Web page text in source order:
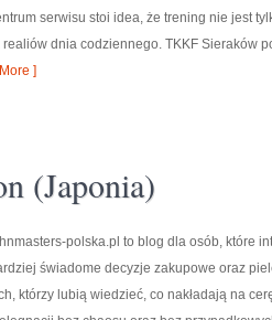
serwisu stoi idea, że trening nie jest
dnia codziennego. TKKF Sieraków
]
(Japonia)
polska.pl to blog dla osób, które
świadome decyzje zakupowe oraz
którzy lubią wiedzieć, co nakładają na